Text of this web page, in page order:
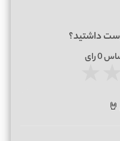
داشتید؟
0رای